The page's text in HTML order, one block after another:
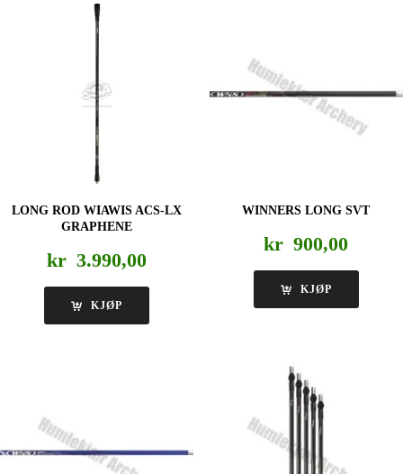
LONG ROD WIAWIS ACS-LX
GRAPHENE
kr 3.990,00
KJØP
WINNERS LONG SVT
kr 900,00
KJØP